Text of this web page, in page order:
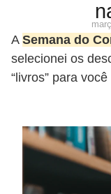
A Semana do
selecionei os
“livros” para